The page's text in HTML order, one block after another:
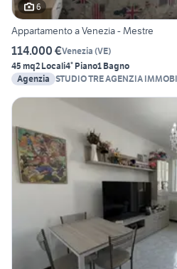
6
Appartamento a Venezia - Mestre
114.000 €Venezia (VE)
45 mq2 Locali4° Piano1 Bagno
Agenzia STUDIO TRE AGENZIA